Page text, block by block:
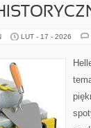
LUT - 17 - 2026